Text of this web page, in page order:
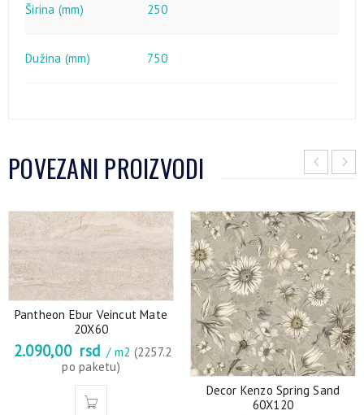
Širina (mm) 250
Dužina (mm) 750
POVEZANI PROIZVODI
Pantheon Ebur Veincut Mate
20X60
2.090,00 rsd / m2 (2257.2
po paketu)
Decor Kenzo Spring Sand
60X120